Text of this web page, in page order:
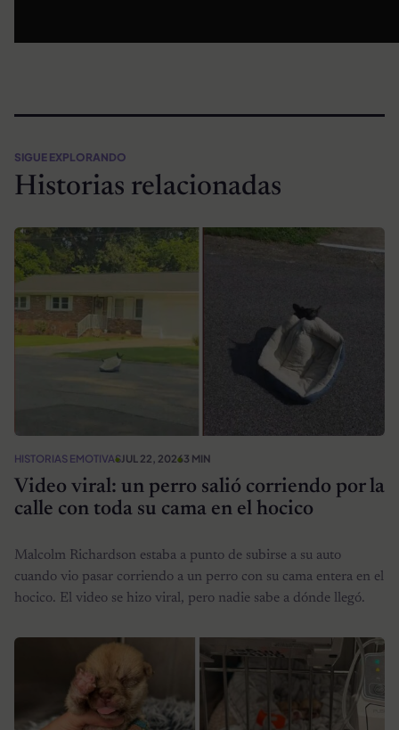
SIGUE EXPLORANDO
Historias relacionadas
HISTORIAS EMOTIVASJUL 22, 20263 MIN
Video viral: un perro salió corriendo por la
calle con toda su cama en el hocico
Malcolm Richardson estaba a punto de subirse a su auto
cuando vio pasar corriendo a un perro con su cama entera en el
hocico. El video se hizo viral, pero nadie sabe a dónde llegó.